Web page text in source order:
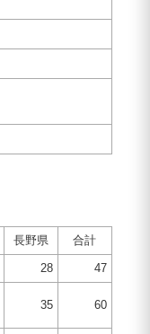
長野県 合計
28 47
35 60